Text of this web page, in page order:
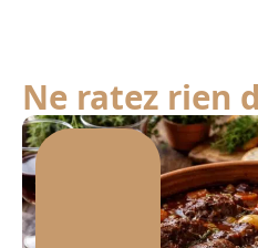
Ne ratez rien